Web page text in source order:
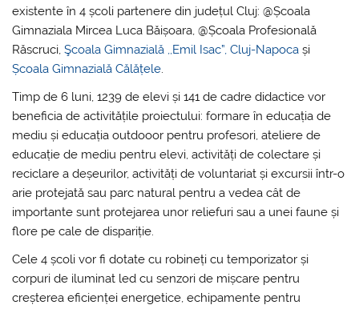
existente în 4 școli partenere din județul Cluj: @Școala
Gimnaziala Mircea Luca Băișoara, @Școala Profesională
Răscruci,Şcoala Gimnazială ,,Emil Isac”, Cluj-Napoca și
Școala Gimnazială Călățele
Timp de 6 luni, 1239 de elevi și 141 de cadre didactice vor
beneficia de activitățile proiectului: formare în educația de
mediu și educația outdooor pentru profesori, ateliere de
educație de mediu pentru elevi, activități de colectare și
reciclare a deșeurilor, activități de voluntariat și excursii într-o
arie protejată sau parc natural pentru a vedea cât de
importante sunt protejarea unor reliefuri sau a unei faune și
flore pe cale de dispariție.
Cele 4 școli vor fi dotate cu robineți cu temporizator și
corpuri de iluminat led cu senzori de mișcare pentru
creșterea eficienței energetice, echipamente pentru